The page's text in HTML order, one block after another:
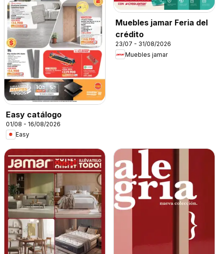
Easy catálogo
01/08 - 16/08/2026
Easy
Muebles jamar Feria del
crédito
23/07 - 31/08/2026
Muebles jamar